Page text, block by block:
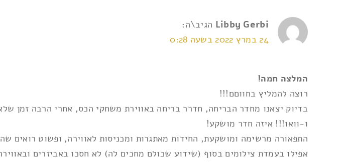
Libby Gerbi הגיב\ה:
24 במרץ 2022 בשעה 0:28
המלצה חמה!
רוצה להמליץ בחווםם!!!
בדיוק יצאנו מחדר הבריחה, חדרר בריחה באווירת משחקי הכס, אחרי הרבה זמן
ו-וואו!!! איזה חדר מושקע!
התפאורה מרשימה ומושקעת, החידות מאתגרות ומכניסות לאווירה, ופשוט רואים
אפילו בעמדת צילומים בסוף (שידוע שכולם מחכים לה) לא חסכו באביזרים